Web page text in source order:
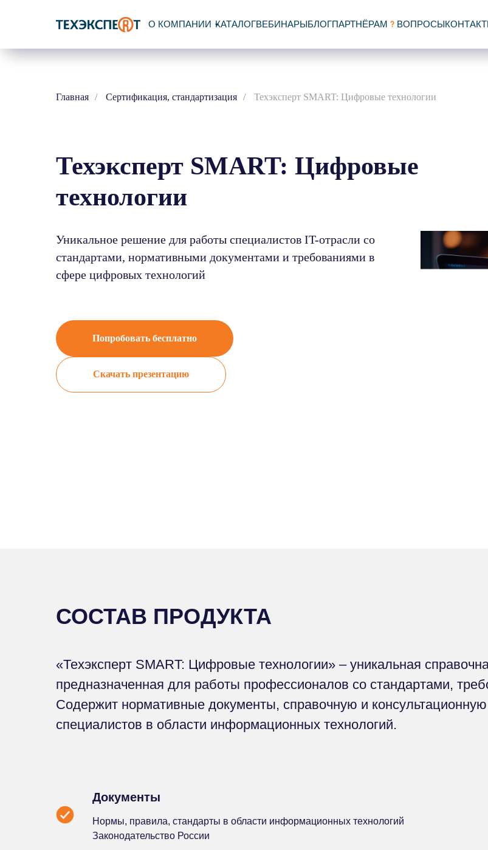
О КОМПАНИИ КАТАЛОГВЕБИНАРЫБЛОГПАРТНЁРАМ ВОПРОСЫ
Главная / Сертификация, стандартизация / Техэксперт SMART: Цифровые технологии
Техэксперт SMART: Цифровые
технологии
Уникальное решение для работы специалистов IT-отрасли со
стандартами, нормативными документами и требованиями в
сфере цифровых технологий
Попробовать бесплатно
Скачать презентацию
СОСТАВ ПРОДУКТА
«Техэксперт SMART: Цифровые технологии» – уникальная
предназначенная для работы профессионалов со стандартами,
Содержит нормативные документы, справочную и
специалистов в области информационных технологий.
Документы
Нормы, правила, стандарты в области информационных технологий
Законодательство России